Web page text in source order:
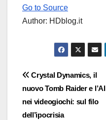
Go to Source
Author: HDblog.it
Navigazione
articoli
Crystal Dynamics, il
nuovo Tomb Raider e l’AI
nei videogiochi: sul filo
dell’ipocrisia